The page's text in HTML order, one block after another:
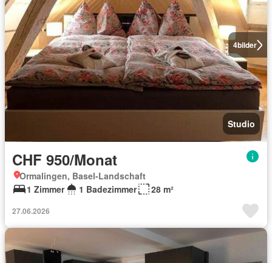
4bilder
Studio
CHF 950/Monat
Ormalingen, Basel-Landschaft
1 Zimmer
1 Badezimmer 28 m²
27.06.2026